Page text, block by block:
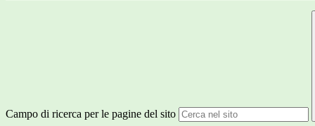
Campo di ricerca per le pagine del sito